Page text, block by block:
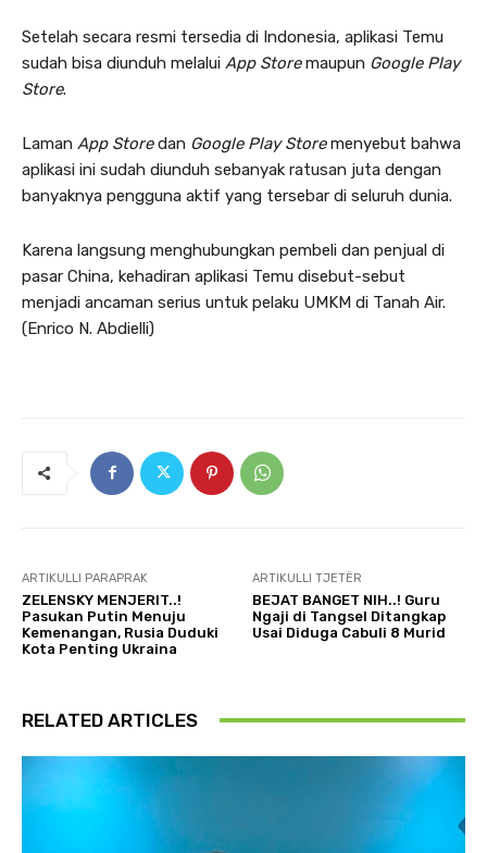
Setelah secara resmi tersedia di Indonesia, aplikasi Temu
sudah bisa diunduh melalui App Storemaupun Google Play
Store.
Laman App Storedan Google Play Storemenyebut bahwa
aplikasi ini sudah diunduh sebanyak ratusan juta dengan
banyaknya pengguna aktif yang tersebar di seluruh dunia.
Karena langsung menghubungkan pembeli dan penjual di
pasar China, kehadiran aplikasi Temu disebut-sebut
menjadi ancaman serius untuk pelaku UMKM di Tanah Air.
(Enrico N. Abdielli)
ARTIKULLI PARAPRAK
ZELENSKY MENJERIT..!
Pasukan Putin Menuju
Kemenangan, Rusia Duduki
Kota Penting Ukraina
ARTIKULLI TJETËR
BEJAT BANGET NIH..! Guru
Ngaji di Tangsel Ditangkap
Usai Diduga Cabuli 8 Murid
RELATED ARTICLES